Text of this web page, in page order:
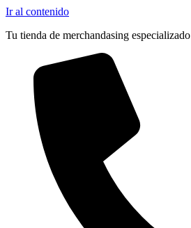
Ir al contenido
Tu tienda de merchandasing especializado